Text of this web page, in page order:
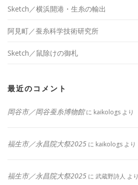
Sketch／横浜開港・生糸の輸出
阿見町／蚕糸科学技術研究所
Sketch／鼠除けの御札
最近のコメント
岡谷市／岡谷蚕糸博物館に kaikologs より
福生市／永昌院大祭2025 に kaikologs より
福生市／永昌院大祭2025 に 武蔵野詩人 より